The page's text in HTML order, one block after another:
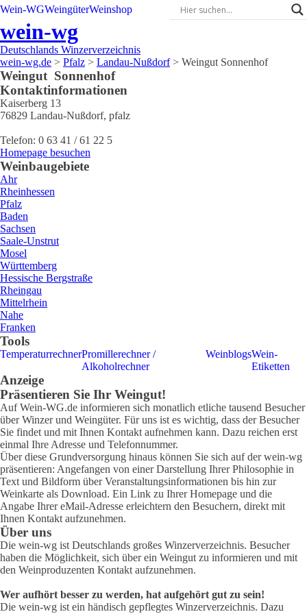
Wein-WGWeingüterWeinshop
wein-wg
Deutschlands Winzerverzeichnis
wein-wg.de > Pfalz > Landau-Nußdorf> Weingut Sonnenhof
Weingut Sonnenhof
Kontaktinformationen
Kaiserberg 13
76829 Landau-Nußdorf, pfalz
Telefon: 0 63 41 / 61 22 5
Homepage besuchen
Weinbaugebiete
Ahr
Rheinhessen
Pfalz
Baden
Sachsen
Saale-Unstrut
Mosel
Württemberg
Hessische Bergstraße
Rheingau
Mittelrhein
Nahe
Franken
Tools
TemperaturrechnerPromillerechner /
Alkoholrechner
WeinblogsWein-
Etiketten
Anzeige
Präsentieren Sie Ihr Weingut!
Auf Wein-WG.de informieren sich monatlich etliche tausend Besucher
über Winzer und Weingüter. Für uns ist es wichtig, dass der Besucher
Sie findet und mit Ihnen Kontakt aufnehmen kann. Dazu reichen erst
einmal Ihre Adresse und Telefonnummer.
Über diese Grundversorgung hinaus können Sie sich auf der wein-wg
präsentieren: Angefangen von einer Darstellung Ihrer Philosophie in
Text und Bildform über Veranstaltungsinformationen bis hin zur
Weinkarte als Download. Ein Link zu Ihrer Homepage und die
Angabe Ihrer eMail-Adresse erleichtern den Besuchern, direkt mit
Ihnen Kontakt aufzunehmen.
Über uns
Die wein-wg ist Deutschlands großes Winzerverzeichnis. Besucher
haben die Möglichkeit, sich über ein Weingut zu informieren und mit
den Weinproduzenten Kontakt aufzunehmen.
Wer aufhört besser zu werden, hat aufgehört gut zu sein!
Die wein-wg ist ein händisch gepflegtes Winzerverzeichnis. Dazu